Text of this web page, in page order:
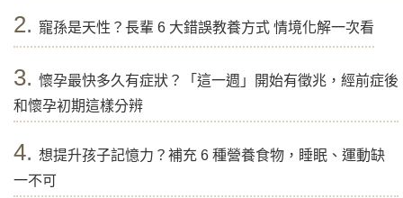
2. 寵孫是天性？長輩 6 大錯誤教養方式 情境化解一次看
3. 懷孕最快多久有症狀？「這一週」開始有徵兆，經前症後
和懷孕初期這樣分辨
4. 想提升孩子記憶力？補充 6 種營養食物，睡眠、運動缺
一不可